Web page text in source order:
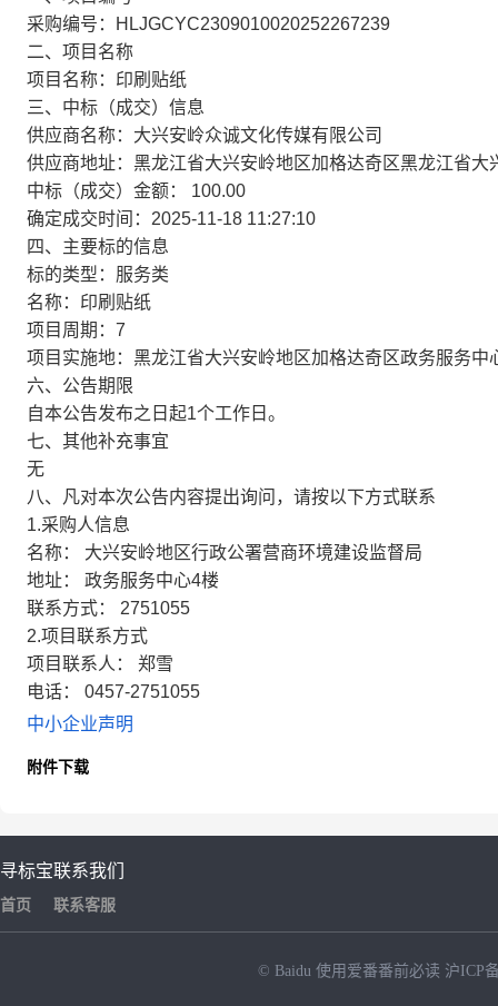
采购编号：HLJGCYC2309010020252267239
二、项目名称
项目名称：印刷贴纸
三、中标（成交）信息
供应商名称：大兴安岭众诚文化传媒有限公司
供应商地址：黑龙江省大兴安岭地区加格达奇区黑龙江省
中标（成交）金额： 100.00
确定成交时间：2025-11-18 11:27:10
四、主要标的信息
标的类型：服务类
名称：印刷贴纸
项目周期：7
项目实施地：黑龙江省大兴安岭地区加格达奇区政务服务中
六、公告期限
自本公告发布之日起1个工作日。
七、其他补充事宜
无
八、凡对本次公告内容提出询问，请按以下方式联系
1.采购人信息
名称： 大兴安岭地区行政公署营商环境建设监督局
地址： 政务服务中心4楼
联系方式： 2751055
2.项目联系方式
项目联系人： 郑雪
电话： 0457-2751055
中小企业声明
附件下载
寻标宝
首页
联系我们
联系客服
© Baidu 使用爱番番前必读 沪ICP